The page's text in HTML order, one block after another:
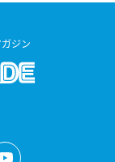
ジン